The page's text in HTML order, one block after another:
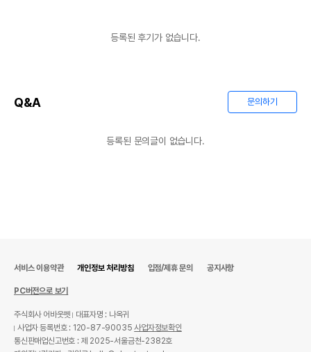
햄스터 이갈이 등나무 공 - 큰 공
또는 소비자상담 관련
유통기한이 최소 2026.12.05이거나 그
이후인 상품이 출고됩니다.
등록된 후기가 없습니다.
Q&A 문의하기
등록된 문의글이 없습니다.
서비스 이용약관 개인정보 처리방침 입점/제휴 문의 공지사항
PC버전으로 보기
주식회사 어바웃펫
대표자명 : 나옥귀
사업자 등록번호 : 120-87-90035사업자정보확인
통신판매업신고번호 : 제 2025-서울금천-2382호